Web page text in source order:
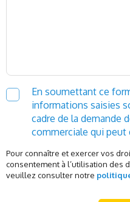
En soumettant ce
informations saisies
cadre de la demande
commerciale qui peut
Pour connaître et exercer vos
consentement à l’utilisation des
veuillez consulter notre